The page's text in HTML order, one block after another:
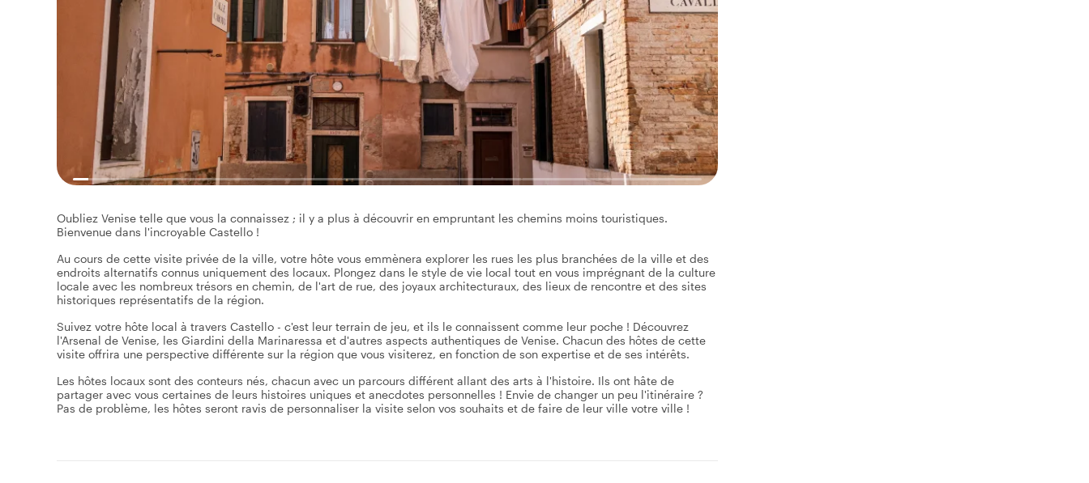
Oubliez Venise telle que vous la connaissez ; il y a plus à découvrir en empruntant les chemins moins touristiques.
Bienvenue dans l'incroyable Castello !
Au cours de cette visite privée de la ville, votre hôte vous emmènera explorer les rues les plus branchées de la ville et des
endroits alternatifs connus uniquement des locaux. Plongez dans le style de vie local tout en vous imprégnant de la culture
locale avec les nombreux trésors en chemin, de l'art de rue, des joyaux architecturaux, des lieux de rencontre et des sites
historiques représentatifs de la région.
Suivez votre hôte local à travers Castello - c'est leur terrain de jeu, et ils le connaissent comme leur poche ! Découvrez
l'Arsenal de Venise, les Giardini della Marinaressa et d'autres aspects authentiques de Venise. Chacun des hôtes de cette
visite offrira une perspective différente sur la région que vous visiterez, en fonction de son expertise et de ses intérêts.
Les hôtes locaux sont des conteurs nés, chacun avec un parcours différent allant des arts à l'histoire. Ils ont hâte de
partager avec vous certaines de leurs histoires uniques et anecdotes personnelles ! Envie de changer un peu l'itinéraire ?
Pas de problème, les hôtes seront ravis de personnaliser la visite selon vos souhaits et de faire de leur ville votre ville !